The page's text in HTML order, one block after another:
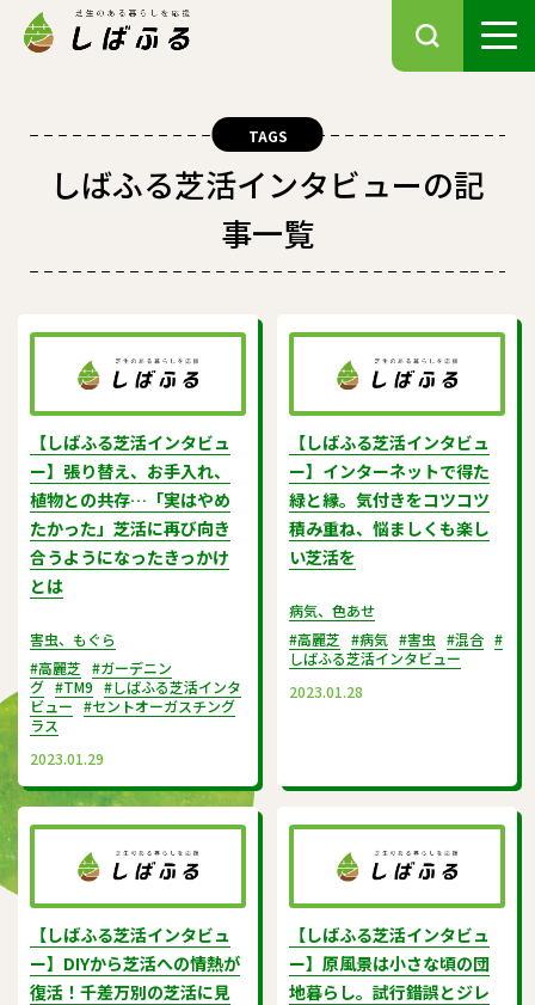
TAGS
しばふる芝活インタビューの記
事一覧
【しばふる芝活インタビュ
ー】張り替え、お手入れ、
植物との共存…「実はやめ
たかった」芝活に再び向き
合うようになったきっかけ
とは
害虫、もぐら
#高麗芝 #ガーデニン
グ #TM9 #しばふる芝活インタ
ビュー #セントオーガスチング
ラス
2023.01.29
【しばふる芝活インタビュ
ー】インターネットで得た
緑と縁。気付きをコツコツ
積み重ね、悩ましくも楽し
い芝活を
病気、色あせ
#高麗芝
#病気 #害虫 #混合 #
しばふる芝活インタビュー
2023.01.28
【しばふる芝活インタビュ
ー】DIYから芝活への情熱が
復活！千差万別の芝活に見
【しばふる芝活インタビュ
ー】原風景は小さな頃の団
地暮らし。試行錯誤とジレ